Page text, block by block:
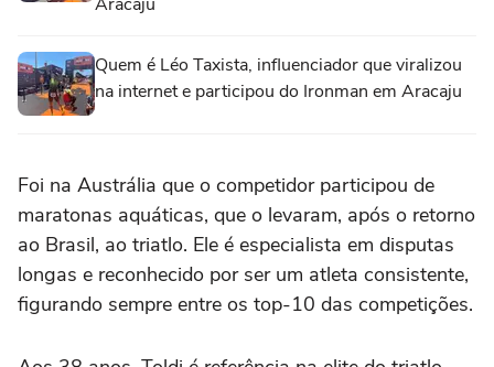
Aracaju
Quem é Léo Taxista, influenciador que viralizou
na internet e participou do Ironman em Aracaju
Foi na Austrália que o competidor participou de
maratonas aquáticas, que o levaram, após o retorno
ao Brasil, ao triatlo. Ele é especialista em disputas
longas e reconhecido por ser um atleta consistente,
figurando sempre entre os top-10 das competições.